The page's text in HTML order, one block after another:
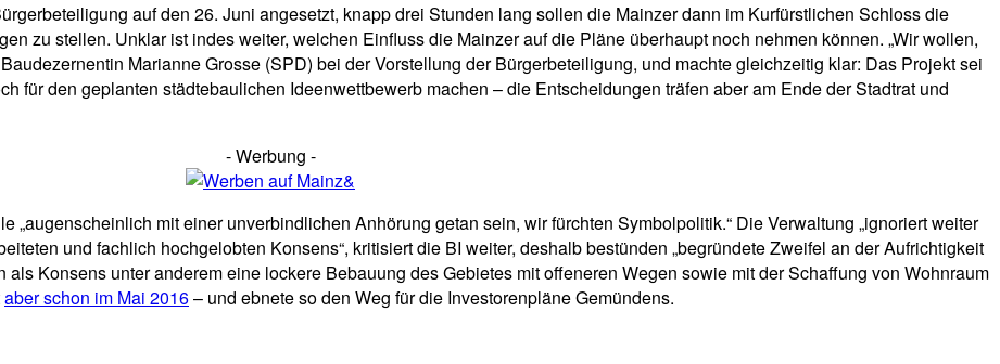
auf den 26. Juni angesetzt, knapp drei Stunden lang sollen die Mainzer dann im Kurfürstlichen Schloss die
zu stellen. Unklar ist indes weiter, welchen Einfluss die Mainzer auf die Pläne überhaupt noch nehmen können. „Wir wollen,
Marianne Grosse (SPD) bei der Vorstellung der Bürgerbeteiligung, und machte gleichzeitig klar: Das Projekt sei
für den geplanten städtebaulichen Ideenwettbewerb machen – die Entscheidungen träfen aber am Ende der Stadtrat und
- Werbung -
„augenscheinlich mit einer unverbindlichen Anhörung getan sein, wir fürchten Symbolpolitik.“ Die Verwaltung „ignoriert weiter
und fachlich hochgelobten Konsens“, kritisiert die BI weiter, deshalb bestünden „begründete Zweifel an der Aufrichtigkeit
Konsens unter anderem eine lockere Bebauung des Gebietes mit offeneren Wegen sowie mit der Schaffung von Wohnraum
aber schon im Mai 2016– und ebnete so den Weg für die Investorenpläne Gemündens.